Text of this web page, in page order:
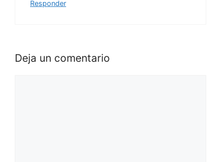
Responder
Deja un comentario